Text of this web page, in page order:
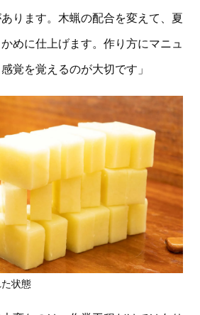
ります。木蝋の配合を変えて、夏
めに仕上げます。作り方にマニュ
覚を覚えるのが大切です」
状態